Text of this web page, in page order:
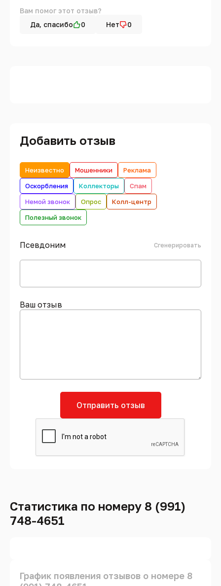
Вам помог этот отзыв?
Да, спасибо
0 Нет 0
Добавить отзыв
Неизвестно Мошенники
Реклама
Оскорбления
Коллекторы
Спам
Немой звонок
Опрос
Колл-центр
Полезный звонок
Псевдоним Сгенерировать
Ваш отзыв
Отправить отзыв
Статистика по номеру 8 (991)
748-4651
График появления отзывов о номере 8